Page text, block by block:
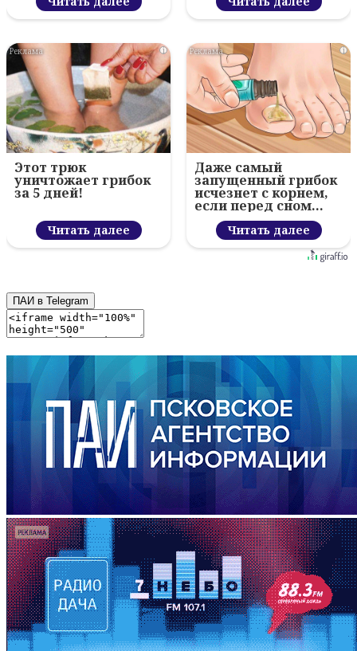
i
Этот трюк
уничтожает грибок
за 5 дней!
Читать далее
i
Даже самый
запущенный грибок
исчезнет с корнем,
если перед сном…
Читать далее
ПАИ в Telegram